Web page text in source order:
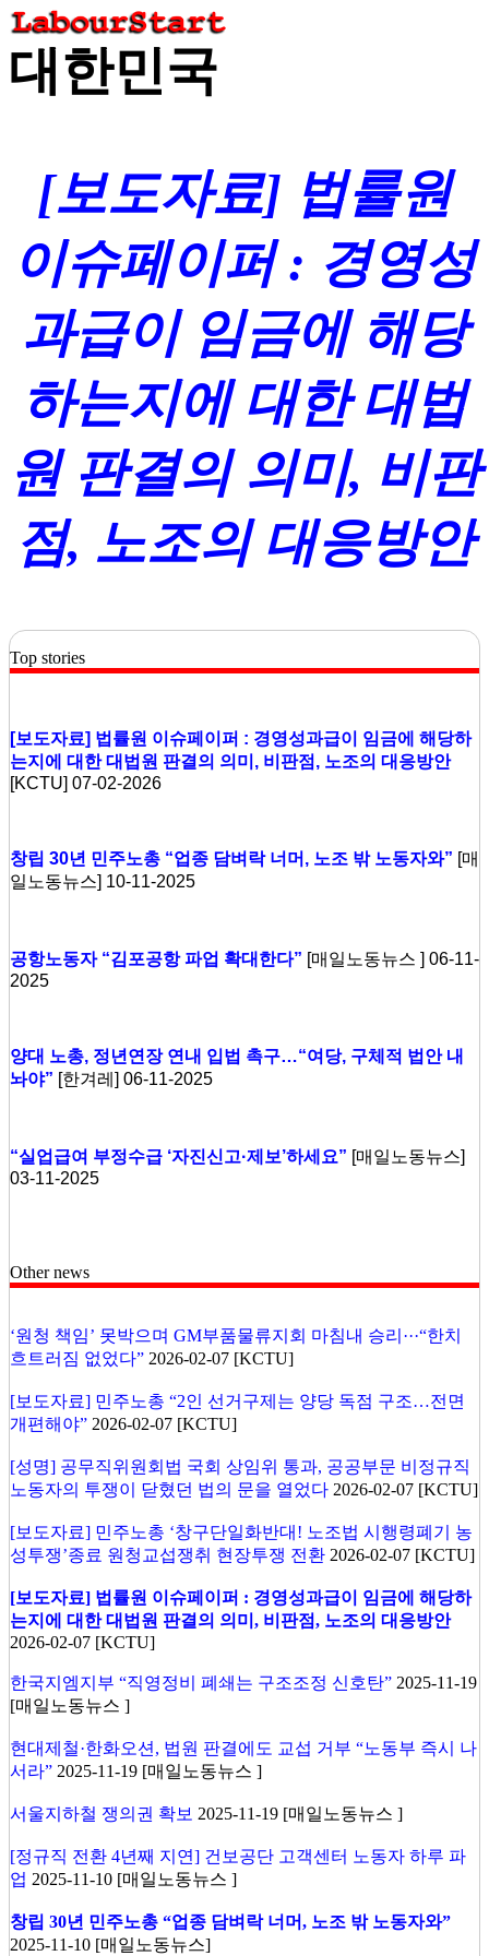
대한민국
[보도자료] 법률원
이슈페이퍼 : 경영성
과급이 임금에 해당
하는지에 대한 대법
원 판결의 의미, 비판
점, 노조의 대응방안
Top stories
[보도자료] 법률원 이슈페이퍼 : 경영성과급이 임금에 해당하
는지에 대한 대법원 판결의 의미, 비판점, 노조의 대응방안
[KCTU] 07-02-2026
창립 30년 민주노총 “업종 담벼락 너머, 노조 밖 노동자와” [매
일노동뉴스] 10-11-2025
공항노동자 “김포공항 파업 확대한다” [매일노동뉴스 ] 06-11-
2025
양대 노총, 정년연장 연내 입법 촉구…“여당, 구체적 법안 내
놔야” [한겨레] 06-11-2025
“실업급여 부정수급 ‘자진신고·제보’하세요” [매일노동뉴스]
03-11-2025
Other news
‘원청 책임’ 못박으며 GM부품물류지회 마침내 승리···“한치
흐트러짐 없었다” 2026-02-07 [KCTU]
[보도자료] 민주노총 “2인 선거구제는 양당 독점 구조…전면
개편해야” 2026-02-07 [KCTU]
[성명] 공무직위원회법 국회 상임위 통과, 공공부문 비정규직
노동자의 투쟁이 닫혔던 법의 문을 열었다 2026-02-07 [KCTU]
[보도자료] 민주노총 ‘창구단일화반대! 노조법 시행령폐기 농
성투쟁’종료 원청교섭쟁취 현장투쟁 전환 2026-02-07 [KCTU]
[보도자료] 법률원 이슈페이퍼 : 경영성과급이 임금에 해당하
는지에 대한 대법원 판결의 의미, 비판점, 노조의 대응방안
2026-02-07 [KCTU]
한국지엠지부 “직영정비 폐쇄는 구조조정 신호탄” 2025-11-19
[매일노동뉴스 ]
현대제철·한화오션, 법원 판결에도 교섭 거부 “노동부 즉시 나
서라” 2025-11-19 [매일노동뉴스 ]
서울지하철 쟁의권 확보 2025-11-19 [매일노동뉴스 ]
[정규직 전환 4년째 지연] 건보공단 고객센터 노동자 하루 파
업 2025-11-10 [매일노동뉴스 ]
창립 30년 민주노총 “업종 담벼락 너머, 노조 밖 노동자와”
2025-11-10 [매일노동뉴스]